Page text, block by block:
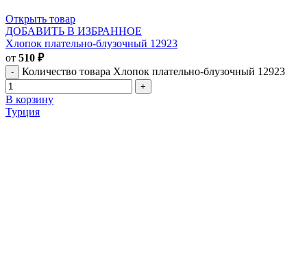
Открыть товар
ДОБАВИТЬ В ИЗБРАННОЕ
Хлопок плательно-блузочный 12923
от 510 ₽
Количество товара Хлопок плательно-блузочный 12923
В корзину
Турция